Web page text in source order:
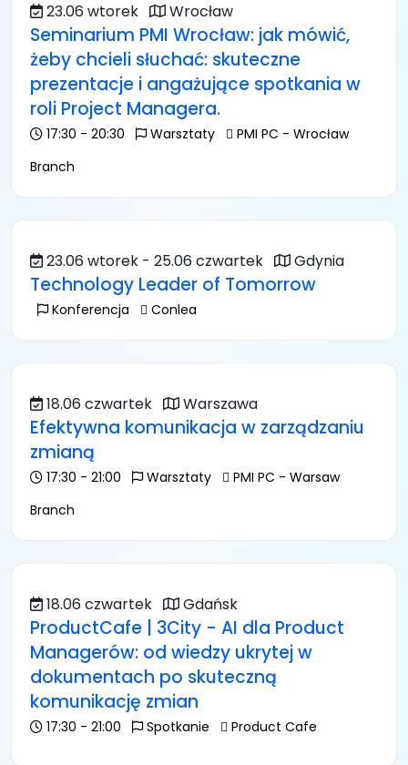
23.06 wtorek Wrocław
Seminarium PMI Wrocław: jak mówić,
żeby chcieli słuchać: skuteczne
prezentacje i angażujące spotkania w
roli Project Managera.
17:30 - 20:30 Warsztaty
PMI PC - Wrocław
Branch
23.06 wtorek - 25.06 czwartek Gdynia
Technology Leader of Tomorrow
Konferencja Conlea
18.06 czwartek Warszawa
Efektywna komunikacja w zarządzaniu
zmianą
17:30 - 21:00 Warsztaty
PMI PC - Warsaw
Branch
18.06 czwartek Gdańsk
ProductCafe | 3City - AI dla Product
Managerów: od wiedzy ukrytej w
dokumentach po skuteczną
komunikację zmian
17:30 - 21:00 Spotkanie Product Cafe